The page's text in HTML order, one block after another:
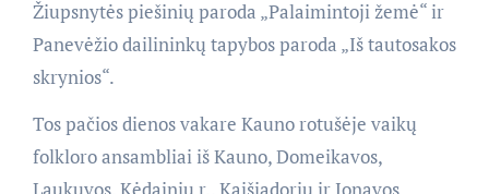
Žiupsnytės piešinių paroda „Palaimintoji žemė“ ir
Panevėžio dailininkų tapybos paroda „Iš tautosakos
skrynios“.
Tos pačios dienos vakare Kauno rotušėje vaikų
folkloro ansambliai iš Kauno, Domeikavos,
Laukuvos, Kėdainių r., Kaišiadorių ir Jonavos